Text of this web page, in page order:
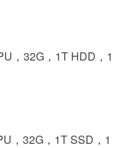
，32G，1T HDD，1
，32G，1T SSD，1